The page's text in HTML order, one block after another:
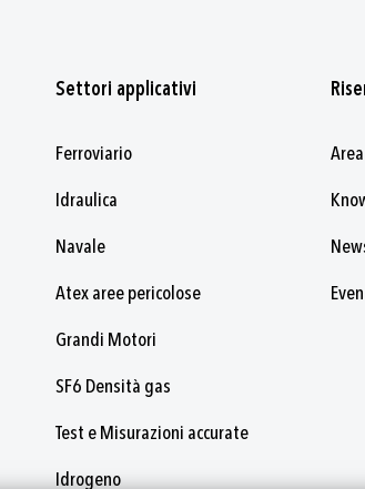
Settori applicativi
Ferroviario
Idraulica
Navale
Atex aree pericolose
Grandi Motori
SF6 Densità gas
Test e Misurazioni accurate
Idrogeno